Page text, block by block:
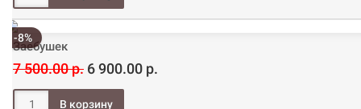
-8%
Заебушек
7 500.00 р. 6 900.00 р.